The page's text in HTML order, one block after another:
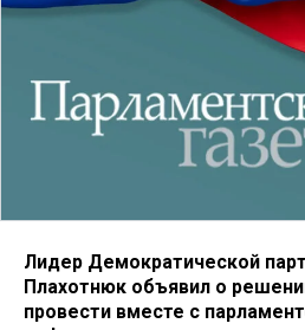
Лидер Демократической
Плахотнюк объявил о
провести вместе с